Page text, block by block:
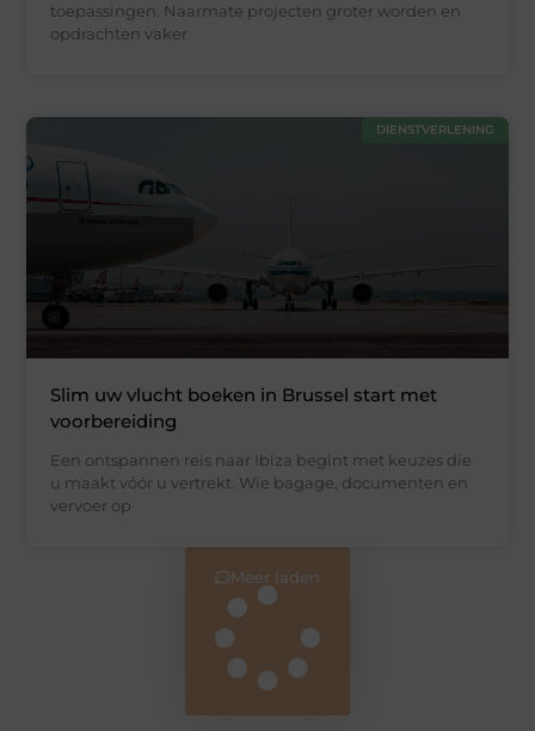
toepassingen. Naarmate projecten groter worden en
opdrachten vaker
DIENSTVERLENING
Slim uw vlucht boeken in Brussel start met
voorbereiding
Een ontspannen reis naar Ibiza begint met keuzes die
u maakt vóór u vertrekt. Wie bagage, documenten en
vervoer op
Meer laden